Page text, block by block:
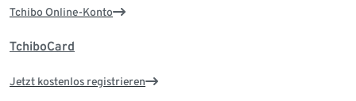
Tchibo Online-Konto
TchiboCard
Jetzt kostenlos registrieren